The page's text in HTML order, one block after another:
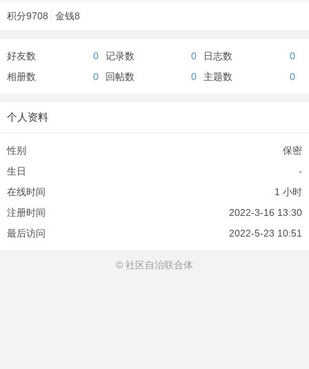
积分9708 金钱8
好友数 0 记录数 0 日志数
0
相册数
0 回帖数 0 主题数 0
个人资料
性别
保密
生日
-
在线时间
1 小时
注册时间
2022-3-16 13:30
最后访问
2022-5-23 10:51
© 社区自治联合体